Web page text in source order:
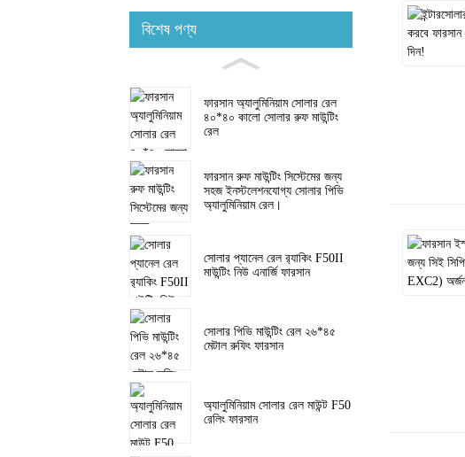
বিশেষ পণ্য
ফারসান অ্যালুমিনিয়াম সোলার রেল
৪০*৪০ কালো সোলার রুফ মাউন্টিং
রেল
ফারসান রুফ মাউন্টিং সিস্টেমের জন্য
সহজ ইনস্টলেশনযোগ্য সোলার পিভি
অ্যালুমিনিয়াম রেল।
সোলার প্যানেল রেল র‍্যাকিং F50II
মাউন্টিং নিউ এনার্জি ফারসান
সোলার পিভি মাউন্টিং রেল ২৬*৪৫
মেটাল রুফিং ফারসান
অ্যালুমিনিয়াম সোলার রেল মাউন্ট F50
রেলিং ফারসান